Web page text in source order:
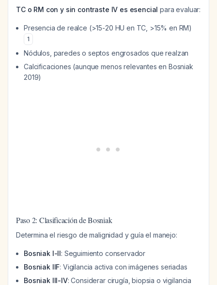
TC o RM con y sin contraste IV es esencial para evaluar:
Presencia de realce (>15-20 HU en TC, >15% en RM)
1
Nódulos, paredes o septos engrosados que realzan
Calcificaciones (aunque menos relevantes en Bosniak
2019)
Paso 2: Clasificación de Bosniak
Determina el riesgo de malignidad y guía el manejo:
Bosniak I-II: Seguimiento conservador
Bosniak IIF: Vigilancia activa con imágenes seriadas
Bosniak III-IV: Considerar cirugía, biopsia o vigilancia